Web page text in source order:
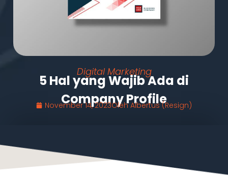
Digital Marketing
5 Hal yang Wajib Ada di
Company Profile
November 14, 2023OlehAlbertus (Resign)